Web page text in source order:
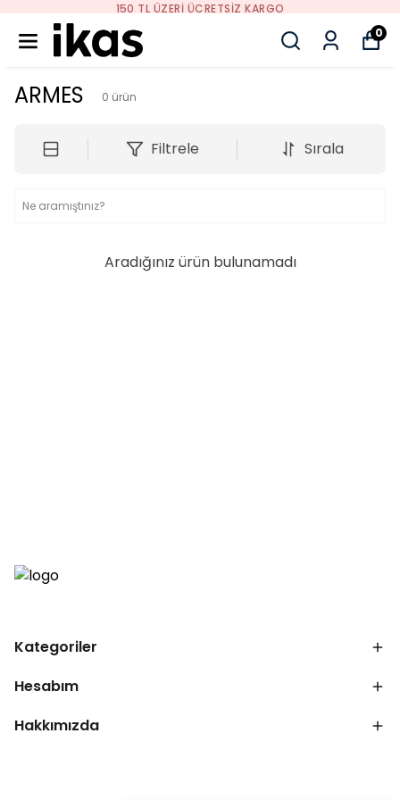
150 TL ÜZERI ÜCRETSIZ KARGO
0
ARMES 0 ürün
Filtrele Sırala
Aradığınız ürün bulunamadı
Kategoriler
Hesabım
Hakkımızda